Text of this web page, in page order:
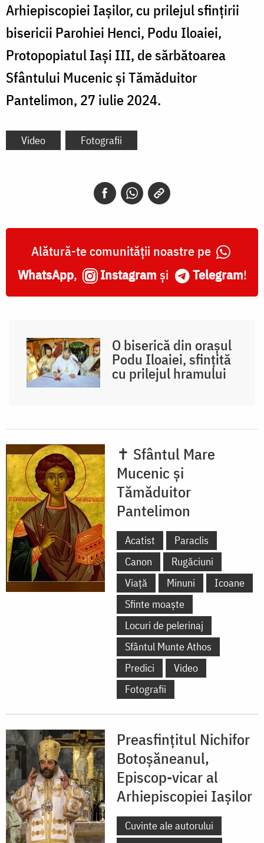
Arhiepiscopiei Iașilor, cu prilejul sfințirii
bisericii Parohiei Henci, Podu Iloaiei,
Protopopiatul Iași III, de sărbătoarea
Sfântului Mucenic și Tămăduitor
Pantelimon, 27 iulie 2024.
Video Fotografii
Alătură-te comunității noastre pe
WhatsApp, Instagram și Telegram!
O biserică din orașul
Podu Iloaiei, sfințită
cu prilejul hramului
✝ Sfântul Mare
Mucenic și
Tămăduitor
Pantelimon
Acatist
Paraclis
Canon
Rugăciuni
Viață
Minuni
Icoane
Sfinte moaște
Locuri de pelerinaj
Sfântul Munte Athos
Predici
Video
Fotografii
Preasfințitul Nichifor
Botoșăneanul,
Episcop-vicar al
Arhiepiscopiei Iașilor
Cuvinte ale autorului